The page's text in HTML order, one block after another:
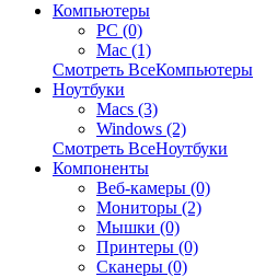
Компьютеры
PC (0)
Mac (1)
Смотреть ВсеКомпьютеры
Ноутбуки
Macs (3)
Windows (2)
Смотреть ВсеНоутбуки
Компоненты
Веб-камеры (0)
Мониторы (2)
Мышки (0)
Принтеры (0)
Сканеры (0)